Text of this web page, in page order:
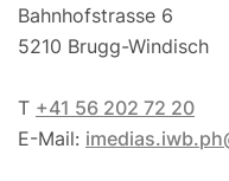
Bahnhofstrasse 6
5210 Brugg-Windisch
T +41 56 202 72 20
E-Mail: